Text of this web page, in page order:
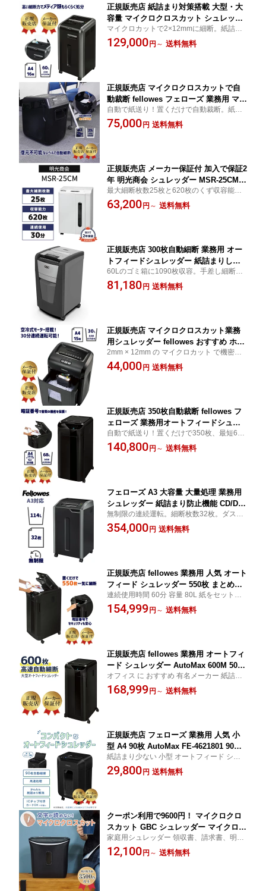
正規販売店 紙詰まり対策搭載 大型・大
容量 マイクロクロスカット シュレッダ
ー 業務用 fellowes フェローズ マイクロ
カット シュレッダ 225Mi-2 ホチキス・
マイクロカットで2×12mmに細断。紙詰ま
り防止機能でオフィスでの共用に最適。
129,000円 ～ 送料無料
正規販売店 マイクロクロスカットで自
動裁断 fellowes フェローズ 業務用 マイ
クロカット オートフィードシュレッダ
ー AutoMax 250M-2 FE-4657101 ホチキ
自動で紙送り！置くだけで自動裁断。紙詰
まりしにくい給紙方式を採用。[マイナンバ
ー向け]
75,000円 送料無料
正規販売店 メーカー保証付 加入で保証2
年 明光商会 シュレッダー MSR-25CM
大型 大量処理 業務用シュレッダー 静音
高耐久 頑丈 丈夫 写真 ホチキス はがき
最大細断枚数25枚と620枚のくず収容能力
を備え、大量処理に最適。故障率0.06％の
オフィスシュレッダーと同じ品質基準・安
63,200円 ～ 送料無料
正規販売店 300枚自動細断 業務用 オー
トフィードシュレッダー 紙詰まりし難
い GBC GCS300AFX-E ホチキス カード
アコ・ブランズ・ジャパン オートフィ
60Lのゴミ箱に1090枚収容。手差し細断10
枚にも対応。ゴミ袋装着可能。
81,180円 送料無料
正規販売店 マイクロクロスカット業務
用シュレッダー fellowes おすすめ ホッ
チキス CD DVD プラスチックカード IC
チップ付きクレカ 細断可能 できる 人気
2mm × 12mm の マイクロカット で機密情
報の処理も安心。最大 30分間 の 連続運転
可能。 メディア ICチップ付きカード も 細
44,000円 送料無料
正規販売店 350枚自動裁断 fellowes フ
ェローズ 業務用オートフィードシュレ
ッダー AutoMax 350C FE-4964301 ホチ
キス CD DVD プラスチックカード ICチ
自動で紙送り！置くだけで350枚、最短6分
で自動裁断。紙詰まりしにくい給紙方式を
採用。
140,800円 ～ 送料無料
フェローズ A3 大容量 大量処理 業務用
シュレッダー 紙詰まり防止機能 CD/DV
D ホチキス クリップ ICチップ付クレジ
ットカード はがき 細断 Fellowes パワ
無制限の連続運転。細断枚数32枚。ダスト
ボックス容量114Lで1,700枚のくず収容。
紙詰まり防止機能で故障を未然に防げる。
354,000円 送料無料
正規販売店 fellowes 業務用 人気 オート
フィード シュレッダー 550枚 まとめて
自動 細断 A4 クレジットカード ホッチ
キス クリップ CD DVD 対応 薄型 スリ
連続使用時間 60分 容量 80L 紙をセットす
るだけの 自動送り で 手軽 IC付の クレジッ
トカード もOK 人気 有名 メーカー fellowes
154,999円 ～ 送料無料
正規販売店 fellowes 業務用 オートフィ
ード シュレッダー AutoMax 600M 500
枚 以上の 600枚 まとめて 自動細断 A4 I
Cチップ付カード ホッチキス クリップ
オフィス に おすすめ 有名メーカー 紙詰ま
り が少ない 自動送り 強力 細断 復元不可能
な マイクロクロスカット で 高セキュリテ
168,999円 ～ 送料無料
正規販売店 フェローズ 業務用 人気 小
型 A4 90枚 AutoMax FE-4621801 90M
まとめて 自動 細断 ミニ クロス カット
ホッチキス クリップ 対応 オートフィー
紙詰まり少ない 小型 オートフィード シュ
レッダー A4 90枚 まとめて 自動 細断 ミニ
クロス カット ホッチキス クリップ 対応 お
29,800円 送料無料
クーポン利用で9600円！ マイクロクロ
スカット GBC シュレッダー マイクロカ
ット マットブラック 電動 家庭用 ホチ
キス はがき カード 細かい 極小 細断 コ
家庭用シュレッダー 領収書、請求書、明細
書、不在表、写真、プラスチックカード、
不在表、写真、ハガキも極小カットで文字
12,100円 ～ 送料無料